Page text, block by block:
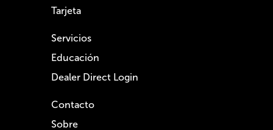
Tarjeta
Servicios
Educación
Dealer Direct Login
Contacto
Sobre